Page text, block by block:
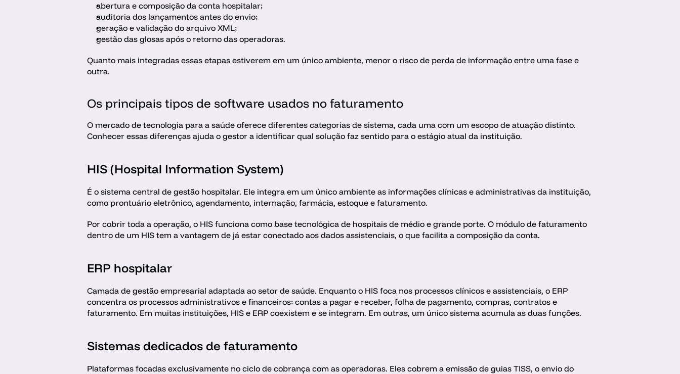
abertura e composição da conta hospitalar;
auditoria dos lançamentos antes do envio;
geração e validação do arquivo XML;
gestão das glosas após o retorno das operadoras.
Quanto mais integradas essas etapas estiverem em um único ambiente, menor o risco de perda de informação entre uma fase e
outra.
Os principais tipos de software usados no faturamento
O mercado de tecnologia para a saúde oferece diferentes categorias de sistema, cada uma com um escopo de atuação distinto.
Conhecer essas diferenças ajuda o gestor a identificar qual solução faz sentido para o estágio atual da instituição.
HIS (Hospital Information System)
É o sistema central de gestão hospitalar. Ele integra em um único ambiente as informações clínicas e administrativas da instituição,
como prontuário eletrônico, agendamento, internação, farmácia, estoque e faturamento.
Por cobrir toda a operação, o HIS funciona como base tecnológica de hospitais de médio e grande porte. O módulo de faturamento
dentro de um HIS tem a vantagem de já estar conectado aos dados assistenciais, o que facilita a composição da conta.
ERP hospitalar
Camada de gestão empresarial adaptada ao setor de saúde. Enquanto o HIS foca nos processos clínicos e assistenciais, o ERP
concentra os processos administrativos e financeiros: contas a pagar e receber, folha de pagamento, compras, contratos e
faturamento. Em muitas instituições, HIS e ERP coexistem e se integram. Em outras, um único sistema acumula as duas funções.
Sistemas dedicados de faturamento
Plataformas focadas exclusivamente no ciclo de cobrança com as operadoras. Eles cobrem a emissão de guias TISS, o envio do